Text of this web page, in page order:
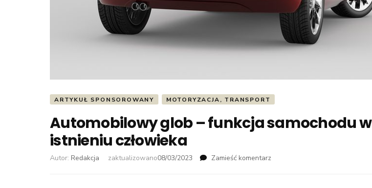
ARTYKUŁ SPONSOROWANY MOTORYZACJA, TRANSPORT
Automobilowy glob – funkcja samochodu w
istnieniu człowieka
Autor: Redakcja zaktualizowano08/03/2023 Zamieść komentarz